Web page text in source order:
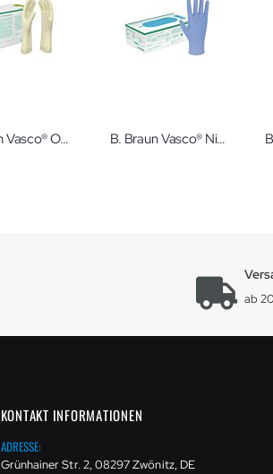
B. Braun Vasco® OP Powdered, steril Naturkautschuklatex-OP-Handschuhe, gepudert B. Braun Vasco® Nitril blue Unsterile Nitril-Untersuchungs- und Schutzhandschuhe
ab
KONTAKT INFORMATIONEN
ADRESSE:
Grünhainer Str. 2, 08297 Zwönitz, DE